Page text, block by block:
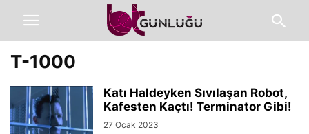
T-1000
Katı Haldeyken Sıvılaşan Robot,
Kafesten Kaçtı! Terminator Gibi!
27 Ocak 2023